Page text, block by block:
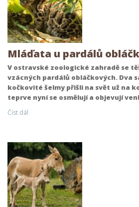
Mláďata u pardálů
V ostravské zoologické zahradě se
vzácných pardálů obláčkových. Dva
kočkovité šelmy přišli na svět už na
teprve nyní se osmělují a objevují
Číst dál